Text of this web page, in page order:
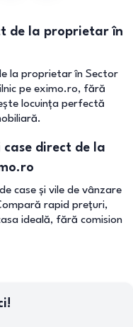
de la proprietar în
la proprietar în Sector
pe eximo.ro, fără
locuința perfectă
direct de la
case și vile de vânzare
rapid prețuri,
ideală, fără comision